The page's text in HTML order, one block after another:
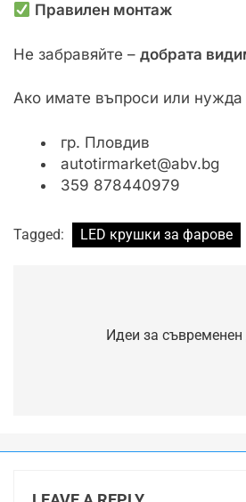
Правилен монтаж
Не забравяйте – добрата
Ако имате въпроси или
гр. Пловдив
autotirmarket@abv.bg
359 878440979
Tagged: LED крушки за фарове
navigationИдеи за